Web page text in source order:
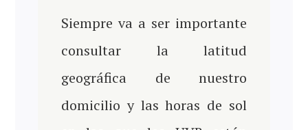
Siempre va a ser importante
consultar la latitud
geográfica de nuestro
domicilio y las horas de sol